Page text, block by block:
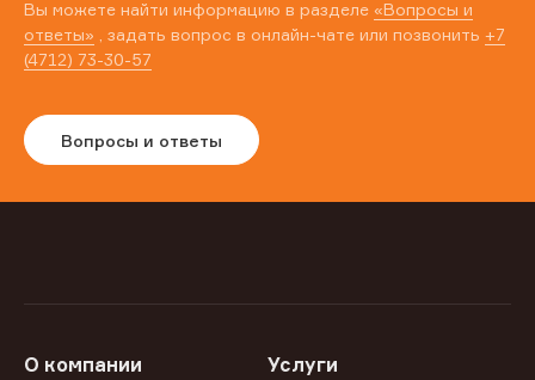
Вы можете найти информацию в разделе «Вопросы и
ответы» , задать вопрос в онлайн-чате или позвонить +7
(4712) 73-30-57
Вопросы и ответы
О компании Услуги